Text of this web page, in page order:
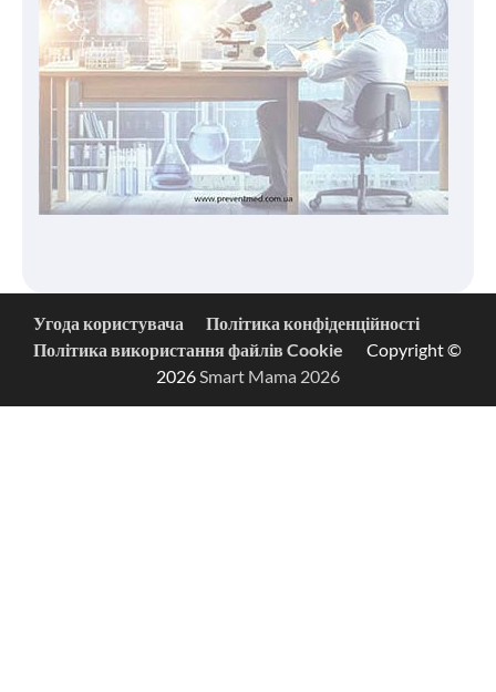
Угода користувача
Політика конфіденційності
Політика використання файлів Cookie
Copyright ©
2026Smart Mama 2026